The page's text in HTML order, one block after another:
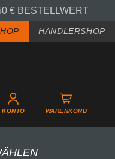
€ BESTELLWERT
HÄNDLERSHOP
KONTO WARENKORB